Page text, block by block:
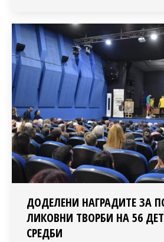
ДОДЕЛЕНИ НАГРАДИТЕ ЗА
ЛИКОВНИ ТВОРБИ НА 56
СРЕДБИ